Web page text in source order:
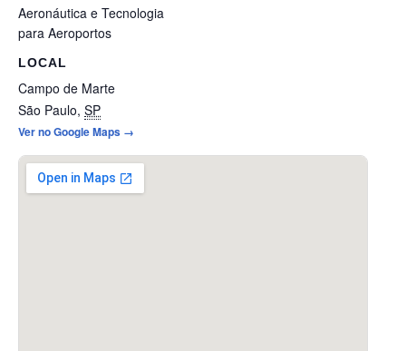
Aeronáutica e Tecnologia
para Aeroportos
LOCAL
Campo de Marte
São Paulo, SP
Ver no Google Maps →